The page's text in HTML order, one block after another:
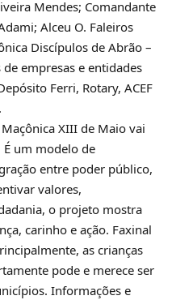
Mendes; Comandante
Alceu O. Faleiros
Discípulos de Abrão –
empresas e entidades
Ferri, Rotary, ACEF
XIII de Maio vai
um modelo de
entre poder público,
valores,
o projeto mostra
carinho e ação. Faxinal
as crianças
pode e merece ser
Informações e